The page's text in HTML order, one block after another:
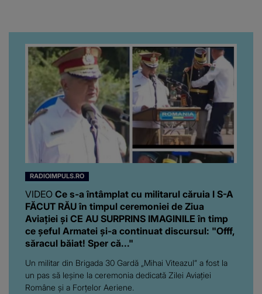
RADIOIMPULS.RO
VIDEO Ce s-a întâmplat cu militarul căruia I S-A
FĂCUT RĂU în timpul ceremoniei de Ziua
Aviației şi CE AU SURPRINS IMAGINILE în timp
ce şeful Armatei și-a continuat discursul: "Offf,
săracul băiat! Sper că..."
Un militar din Brigada 30 Gardă „Mihai Viteazul” a fost la
un pas să leşine la ceremonia dedicată Zilei Aviației
Române și a Forțelor Aeriene.